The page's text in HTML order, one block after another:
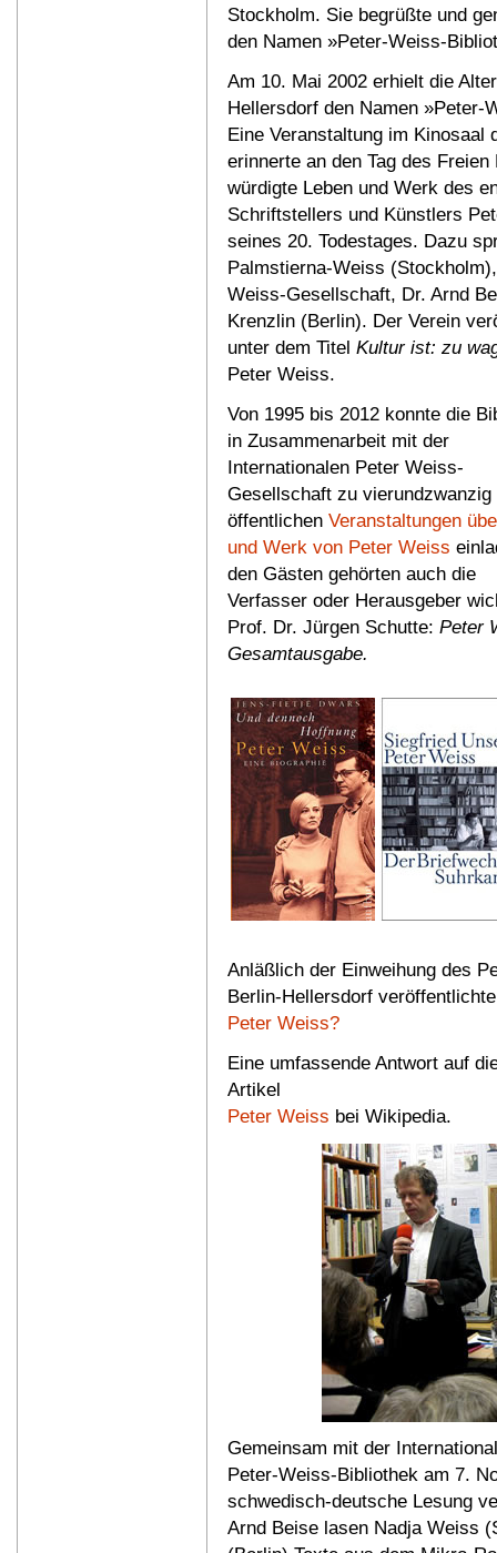
Stockholm. Sie begrüßte und
den Namen »Peter-Weiss-
Am 10. Mai 2002 erhielt die
Hellersdorf den Namen »Peter-
Eine Veranstaltung im Kinosaal
erinnerte an den Tag des Freien
würdigte Leben und Werk des
Schriftstellers und Künstlers
seines 20. Todestages. Dazu
Palmstierna-Weiss
Weiss-Gesellschaft, Dr. Arnd
Krenzlin (Berlin). Der Verein
unter dem Titel Kultur ist: zu
Peter Weiss.
Von 1995 bis 2012 konnte die
in Zusammenarbeit mit der
Internationalen Peter Weiss-
Gesellschaft zu vierundzwanzig
öffentlichen Veranstaltungen
und Werk von Peter Weiss
den Gästen gehörten auch die
Verfasser oder Herausgeber
Prof. Dr. Jürgen Schutte: Peter
Gesamtausgabe.
Anläßlich der Einweihung des
Berlin-Hellersdorf
Peter Weiss?
Eine umfassende Antwort auf
Artikel
Peter Weiss bei Wikipedia.
Gemeinsam mit der
Peter-Weiss-Bibliothek am 7.
schwedisch-deutsche Lesung
Arnd Beise lasen Nadja Weiss